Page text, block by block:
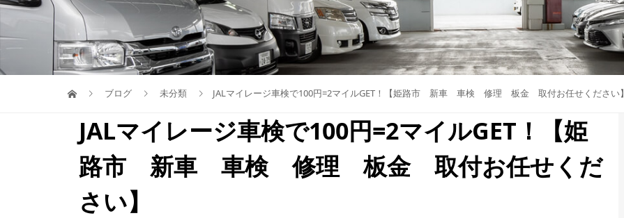
ブログ 未分類 JALマイレージ車検で100円=2マイルGET！【姫路市 新車 車検 修理 板金 取付お任せください】
JALマイレージ車検で100円=2マイルGET！【姫
路市 新車 車検 修理 板金 取付お任せくだ
さい】